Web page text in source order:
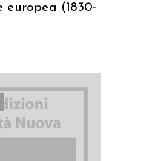
europea (1830-